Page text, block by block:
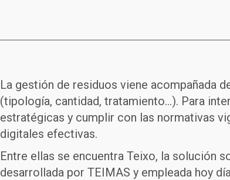
La gestión de residuos viene acompañada
(tipología, cantidad, tratamiento…). Para
estratégicas y cumplir con las normativas
digitales efectivas.
Entre ellas se encuentra Teixo, la solución
desarrollada por TEIMAS y empleada hoy